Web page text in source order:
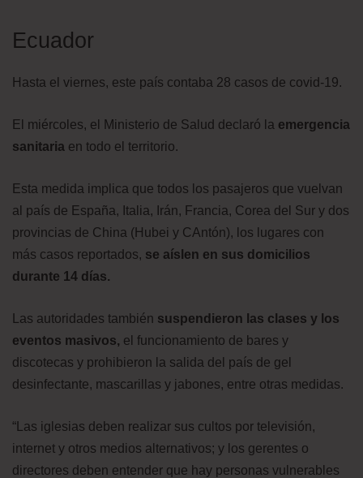
Ecuador
Hasta el viernes, este país contaba 28 casos de covid-19.
El miércoles, el Ministerio de Salud declaró la emergencia
sanitaria en todo el territorio.
Esta medida implica que todos los pasajeros que vuelvan
al país de España, Italia, Irán, Francia, Corea del Sur y dos
provincias de China (Hubei y CAntón), los lugares con
más casos reportados, se aíslen en sus domicilios
durante 14 días.
Las autoridades también suspendieron las clases y los
eventos masivos, el funcionamiento de bares y
discotecas y prohibieron la salida del país de gel
desinfectante, mascarillas y jabones, entre otras medidas.
“Las iglesias deben realizar sus cultos por televisión,
internet y otros medios alternativos; y los gerentes o
directores deben entender que hay personas vulnerables